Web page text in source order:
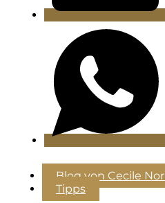
Blog von Cecile
Tipps